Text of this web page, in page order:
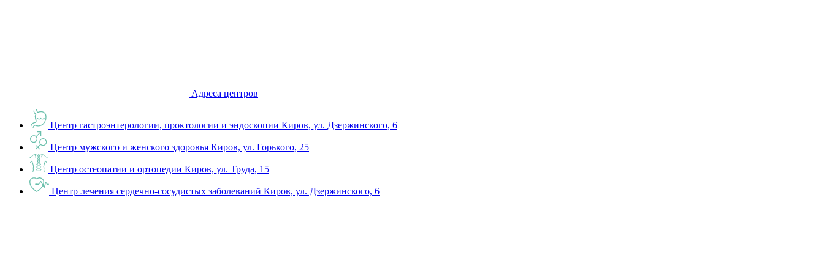
Адреса центров
Центр гастроэнтерологии, проктологии и эндоскопии Киров, ул. Дзержинского, 6
Центр мужского и женского здоровья Киров, ул. Горького, 25
Центр остеопатии и ортопедии Киров, ул. Труда, 15
Центр лечения сердечно-сосудистых заболеваний Киров, ул. Дзержинского, 6